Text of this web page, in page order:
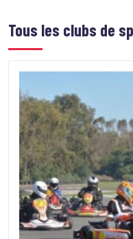
Tous les clubs de